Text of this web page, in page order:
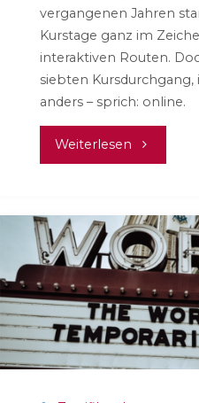
vergangenen Jahren
Kurstage ganz im
interaktiven Routen.
siebten
anders – sprich: online.
Weiterlesen "#mepps20